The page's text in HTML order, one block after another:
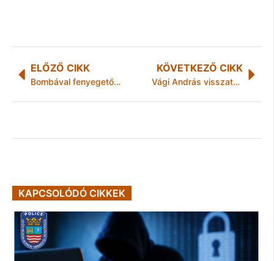
ELŐZŐ CIKK
Bombával fenyegetőzött
KÖVETKEZŐ CIKK
Vági András visszatért Diósgyőrbe
KAPCSOLÓDÓ CIKKEK